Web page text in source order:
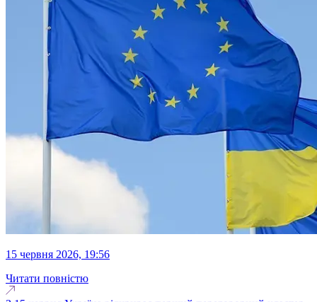
15 червня 2026, 19:56
Читати повністю